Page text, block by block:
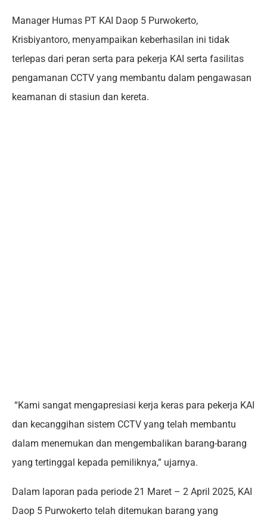
Manager Humas PT KAI Daop 5 Purwokerto,
Krisbiyantoro, menyampaikan keberhasilan ini tidak
terlepas dari peran serta para pekerja KAI serta fasilitas
pengamanan CCTV yang membantu dalam pengawasan
keamanan di stasiun dan kereta.
“Kami sangat mengapresiasi kerja keras para pekerja KAI
dan kecanggihan sistem CCTV yang telah membantu
dalam menemukan dan mengembalikan barang-barang
yang tertinggal kepada pemiliknya,” ujarnya.
Dalam laporan pada periode 21 Maret – 2 April 2025, KAI
Daop 5 Purwokerto telah ditemukan barang yang